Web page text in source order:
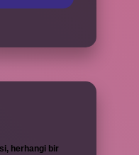
herhangi bir